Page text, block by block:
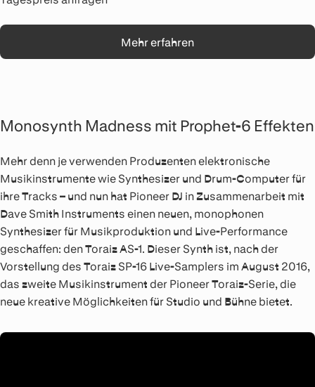
Mehr erfahren
Monosynth Madness mit Prophet-6 Effekten
Mehr denn je verwenden Produzenten elektronische
Musikinstrumente wie Synthesizer und Drum-Computer für
ihre Tracks – und nun hat Pioneer DJ in Zusammenarbeit mit
Dave Smith Instruments einen neuen, monophonen
Synthesizer für Musikproduktion und Live-Performance
geschaffen: den Toraiz AS-1. Dieser Synth ist, nach der
Vorstellung des Toraiz SP-16 Live-Samplers im August 2016,
das zweite Musikinstrument der Pioneer Toraiz-Serie, die
neue kreative Möglichkeiten für Studio und Bühne bietet.